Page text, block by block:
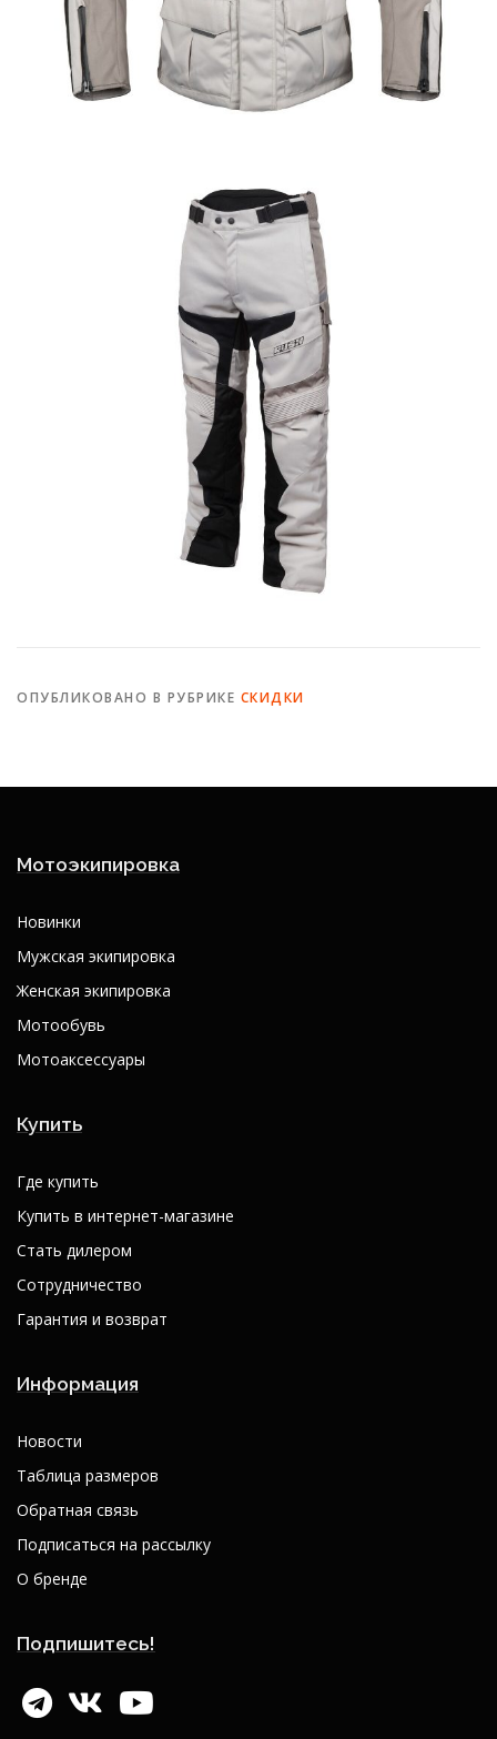
ОПУБЛИКОВАНО В РУБРИКЕ СКИДКИ
Мотоэкипировка
Новинки
Мужская экипировка
Женская экипировка
Мотообувь
Мотоаксессуары
Купить
Где купить
Купить в интернет-магазине
Стать дилером
Сотрудничество
Гарантия и возврат
Информация
Новости
Таблица размеров
Обратная связь
Подписаться на рассылку
О бренде
Подпишитесь!